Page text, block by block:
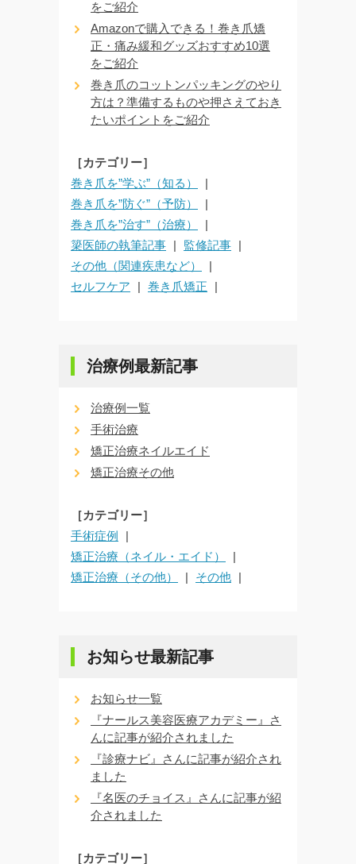
をご紹介
Amazonで購入できる！巻き爪矯
正・痛み緩和グッズおすすめ10選
をご紹介
巻き爪のコットンパッキングのやり
方は？準備するものや押さえておき
たいポイントをご紹介
［カテゴリー］
巻き爪を”学ぶ”（知る）
巻き爪を”防ぐ”（予防）
巻き爪を”治す”（治療）
簗医師の執筆記事
監修記事
その他（関連疾患など）
セルフケア
巻き爪矯正
治療例最新記事
治療例一覧
手術治療
矯正治療ネイルエイド
矯正治療その他
［カテゴリー］
手術症例
矯正治療（ネイル・エイド）
矯正治療（その他）
その他
お知らせ最新記事
お知らせ一覧
『ナールス美容医療アカデミー』さ
んに記事が紹介されました
『診療ナビ』さんに記事が紹介され
ました
『名医のチョイス』さんに記事が紹
介されました
［カテゴリー］